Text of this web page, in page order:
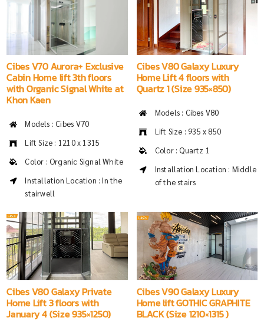
Cibes V70 Aurora+ Exclusive
Cabin Home lift 3th floors
with Organic Signal White at
Khon Kaen
Models : Cibes V70
Lift Size : 1210 x 1315
Color : Organic Signal White
Installation Location : In the
stairwell
Cibes V80 Galaxy Luxury
Home Lift 4 floors with
Quartz 1 (Size 935×850)
Models : Cibes V80
Lift Size : 935 x 850
Color : Quartz 1
Installation Location : Middle
of the stairs
Cibes V80 Galaxy Private
Home Lift 3 floors with
January 4 (Size 935×1250)
Cibes V90 Galaxy Luxury
Home lift GOTHIC GRAPHITE
BLACK (Size 1210×1315 )